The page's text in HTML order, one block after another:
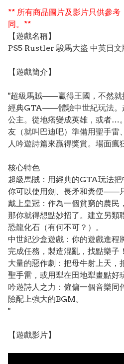
** 所有商品圖片及影片只供參考
同。**
【遊戲名稱】
PS5 Rustler 駿馬大盜 中英日
【遊戲簡介】
"超級馬賊——贏得王國，不然就
經典GTA——體驗中世紀玩法。
公主。從地痞變成英雄，或者…
友（就叫巴迪吧）準備用聖手雷
人吟遊詩篇來贏得獎賞。場面瘋
核心特色
超級馬賊：用經典的GTA玩法把
你可以使用劍、長矛和糞便——
戴上皇冠：作為一個貧窮的農民
那你就得想點妙招了。建立另類
恐龍化石（有何不可？）。
中世紀沙盒遊戲：你的遊戲進程
完成任務，製造混亂，找點樂子！
大量的惡作劇：把母牛射上天，
聖手雷，或用犁在田地犁畫點好
吟遊詩人之力：僱傭一個音樂同
險配上強大的BGM。
"
【遊戲影片】